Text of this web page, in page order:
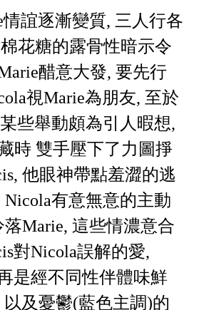
情誼逐漸變質, 三人行各
花糖的露骨性暗示令
醋意大發, 要先行
視Marie為朋友, 至於
些舉動頗為引人暇想,
時 雙手壓下了力圖掙
他眼神帶點羞澀的逃
Nicola有意無意的主動
落Marie, 這些情濃意合
對Nicola誤解的愛,
是經不同性伴體味鮮
及憂鬱(藍色主調)的